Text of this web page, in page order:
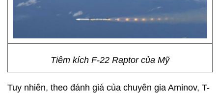
Tiêm kích F-22 Raptor của Mỹ
Tuy nhiên, theo đánh giá của chuyên gia Aminov, T-